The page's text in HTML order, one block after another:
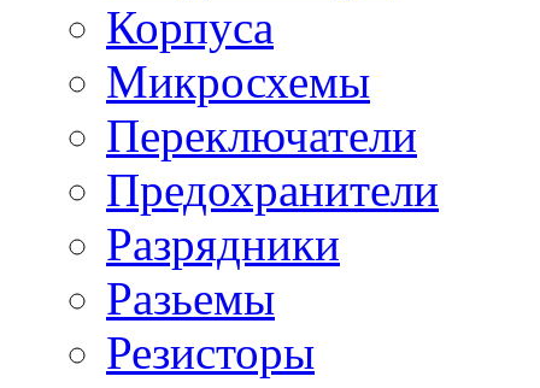
Корпуса
Микросхемы
Переключатели
Предохранители
Разрядники
Разьемы
Резисторы